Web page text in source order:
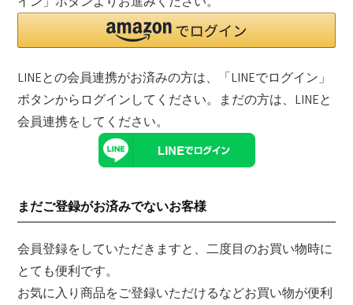
LINEとの会員連携がお済みの方は、「LINEでログイン」
ボタンからログインしてください。まだの方は、 LINEと
会員連携をしてください。
まだご登録がお済みでないお客様
会員登録をしていただきますと、二度目のお買い物時に
とても便利です。
お気に入り商品をご登録いただけるなどお買い物が便利